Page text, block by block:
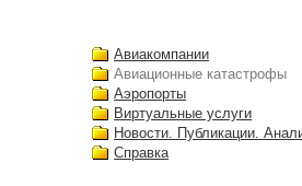
Авиакомпании
Авиационные катастрофы
Аэропорты
Виртуальные услуги
Новости. Публикации.
Справка